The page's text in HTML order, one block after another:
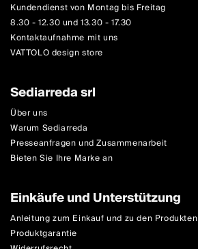
Kundendienst von Montag bis Freitag
8.30 - 12.30 und 13.30 - 17.30
Kontaktaufnahme mit uns
VATTOLO design store
Sediarreda srl
Über uns
Warum Sediarreda
Presseanfragen und Zusammenarbeit
Bieten Sie Ihre Marke an
Einkäufe und Unterstützung
Anleitung zum Einkauf und zu den Produkten
Produktgarantie